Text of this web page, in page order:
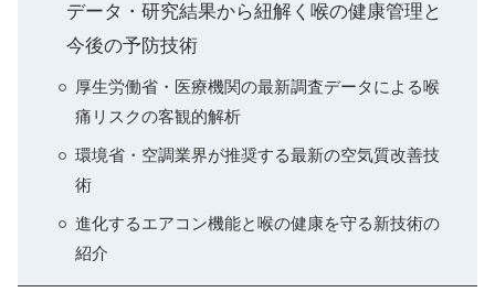
データ・研究結果から紐解く喉の健康管理と
今後の予防技術
厚生労働省・医療機関の最新調査データによる喉
痛リスクの客観的解析
環境省・空調業界が推奨する最新の空気質改善技
術
進化するエアコン機能と喉の健康を守る新技術の
紹介